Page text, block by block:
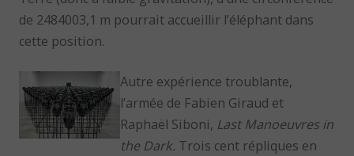
de 2484003,1 m pourrait accueillir l’éléphant dans
cette position.
Autre expérience troublante,
l’armée de Fabien Giraud et
Raphaël Siboni, Last Manoeuvres in
the Dark. Trois cent répliques en